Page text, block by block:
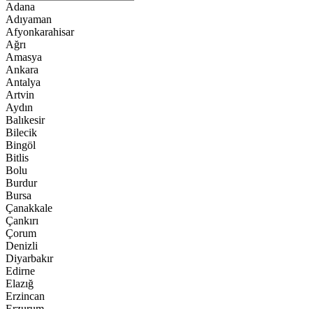
Adana
Adıyaman
Afyonkarahisar
Ağrı
Amasya
Ankara
Antalya
Artvin
Aydın
Balıkesir
Bilecik
Bingöl
Bitlis
Bolu
Burdur
Bursa
Çanakkale
Çankırı
Çorum
Denizli
Diyarbakır
Edirne
Elazığ
Erzincan